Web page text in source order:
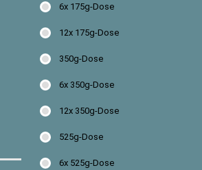
6x 175g-Dose
12x 175g-Dose
350g-Dose
6x 350g-Dose
12x 350g-Dose
525g-Dose
6x 525g-Dose